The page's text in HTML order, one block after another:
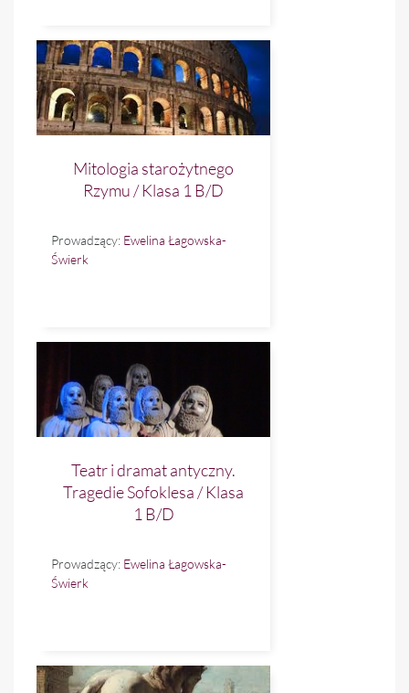
Mitologia starożytnego
Rzymu / Klasa 1 B/D
Prowadzący: Ewelina Łagowska-
Świerk
Teatr i dramat antyczny.
Tragedie Sofoklesa / Klasa
1 B/D
Prowadzący: Ewelina Łagowska-
Świerk